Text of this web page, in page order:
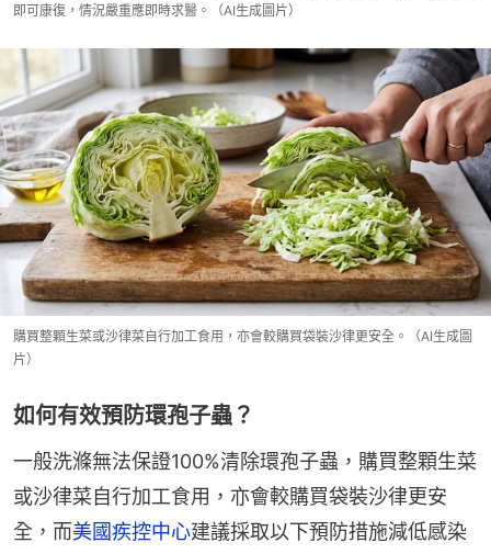
即可康復，情況嚴重應即時求醫。（AI生成圖片）
購買整顆生菜或沙律菜自行加工食用，亦會較購買袋裝沙律更安全。（AI生成圖
片）
如何有效預防環孢子蟲？
一般洗滌無法保證100%清除環孢子蟲，購買整顆生菜
或沙律菜自行加工食用，亦會較購買袋裝沙律更安
全，而美國疾控中心建議採取以下預防措施減低感染